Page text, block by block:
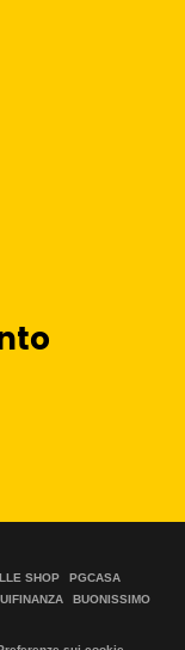
SHOP
PGCASA
BUONISSIMO